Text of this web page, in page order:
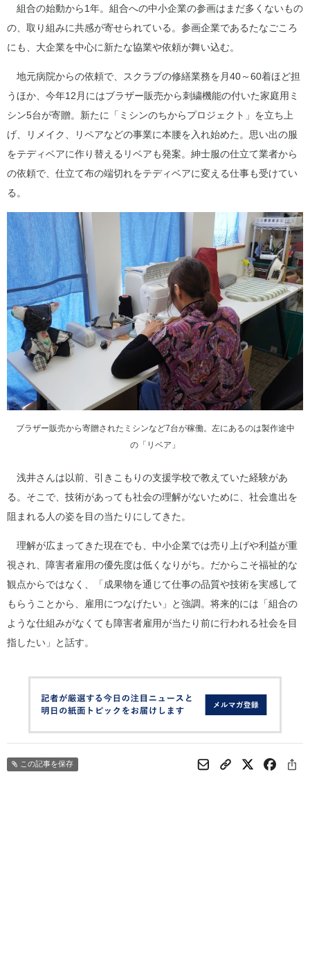
組合の始動から1年。組合への中小企業の参画はまだ多くないもの
の、取り組みに共感が寄せられている。参画企業であるたなごころ
にも、大企業を中心に新たな協業や依頼が舞い込む。
地元病院からの依頼で、スクラブの修繕業務を月40～60着ほど担
うほか、今年12月にはブラザー販売から刺繍機能の付いた家庭用ミ
シン5台が寄贈。新たに「ミシンのちからプロジェクト」を立ち上
げ、リメイク、リペアなどの事業に本腰を入れ始めた。思い出の服
をテディベアに作り替えるリベアも発案。紳士服の仕立て業者から
の依頼で、仕立て布の端切れをテディベアに変える仕事も受けてい
る。
ブラザー販売から寄贈されたミシンなど7台が稼働。左にあるのは製作途中
の「リベア」
浅井さんは以前、引きこもりの支援学校で教えていた経験があ
る。そこで、技術があっても社会の理解がないために、社会進出を
阻まれる人の姿を目の当たりにしてきた。
理解が広まってきた現在でも、中小企業では売り上げや利益が重
視され、障害者雇用の優先度は低くなりがち。だからこそ福祉的な
観点からではなく、「成果物を通じて仕事の品質や技術を実感して
もらうことから、雇用につなげたい」と強調。将来的には「組合の
ような仕組みがなくても障害者雇用が当たり前に行われる社会を目
指したい」と話す。
この記事を保存